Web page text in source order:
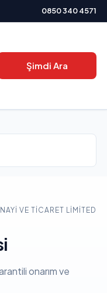
0850 340 4571
Şimdi Ara
VE TICARET LIMITED
onarım ve